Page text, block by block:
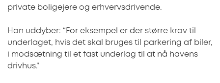
private boligejere og erhvervsdrivende.
Han uddyber: “For eksempel er der større krav til
underlaget, hvis det skal bruges til parkering af biler,
i modsætning til et fast underlag til at nå havens
drivhus.”